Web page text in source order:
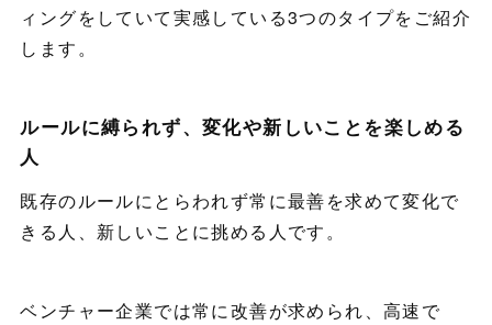
ィングをしていて実感している3つのタイプをご紹介
します。
ルールに縛られず、変化や新しいことを楽しめる
人
既存のルールにとらわれず常に最善を求めて変化で
きる人、新しいことに挑める人です。
ベンチャー企業では常に改善が求められ、高速で